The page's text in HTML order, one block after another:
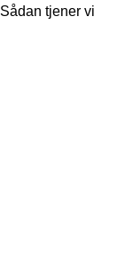
Sådan tjener vi